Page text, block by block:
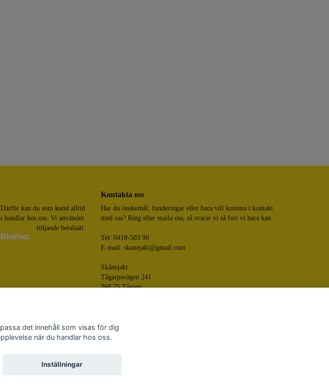
kan du som kund alltid
handlar hos oss. Vi använder
följande betalsätt.
Kontakta oss
Har du önskemål, funderingar eller bara vill komma i kontakt
med oss? Ring eller maila oss, så svarar vi så fort vi bara kan.
Tel: 0418-503 90
E-mail:skanejakt@gmail.com
Skånejakt
Tågarpsvägen 241
268 75 Tågarp
det innehåll som visas för dig
när du handlar hos oss.
Inställningar